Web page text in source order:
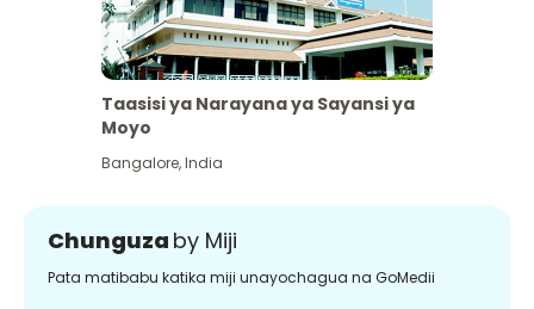
Taasisi ya Narayana ya Sayansi ya
Moyo
Bangalore,India
Chunguza by Miji
Pata matibabu katika miji unayochagua na GoMedii